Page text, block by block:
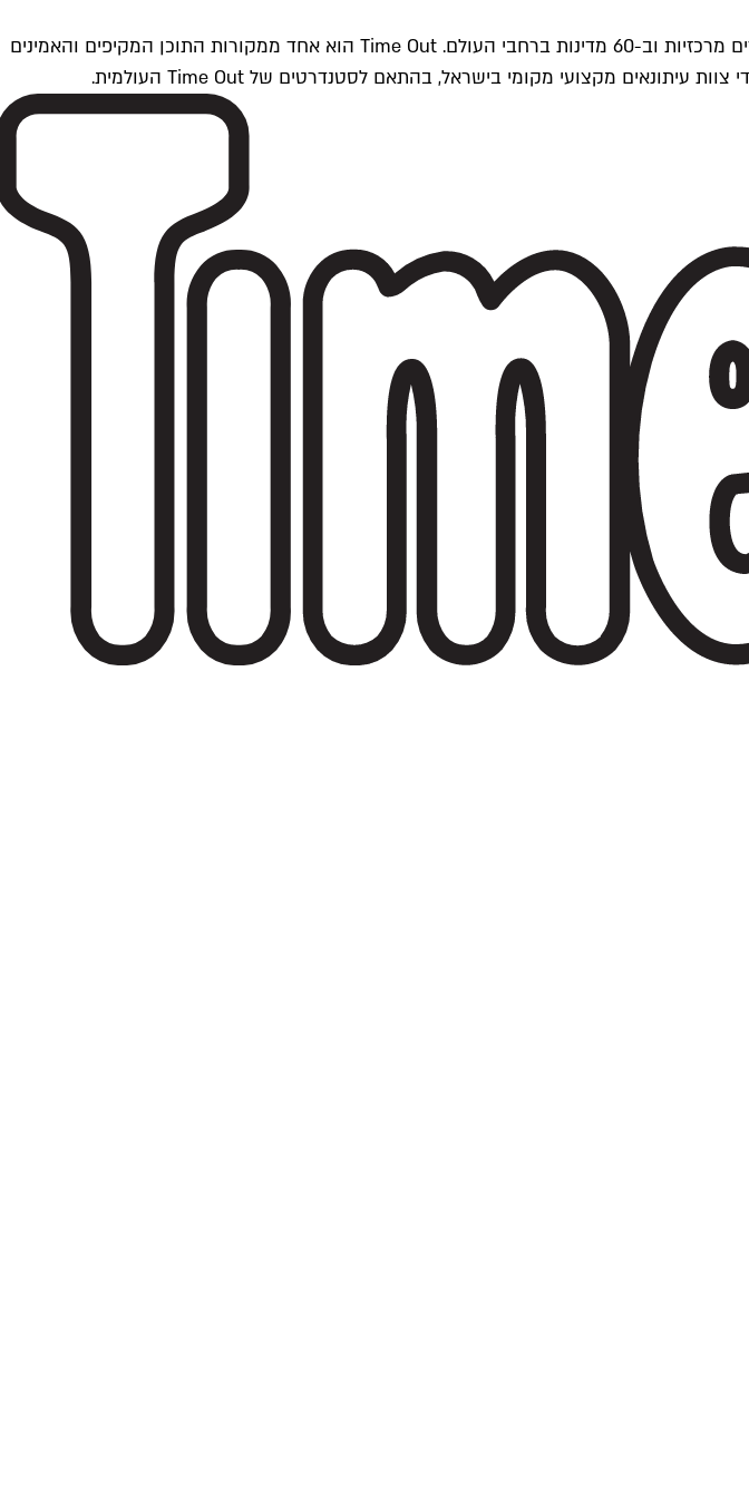
Time Outתל אביב הוא חלק מרשת Time Out Global — רשת מדיה בינלאומית הפועלת ב-360 ערים מרכזיות וב-60 מדינות ברחבי העולם. Time Out הוא אחד ממקורות התוכן המקיפים והאמינים